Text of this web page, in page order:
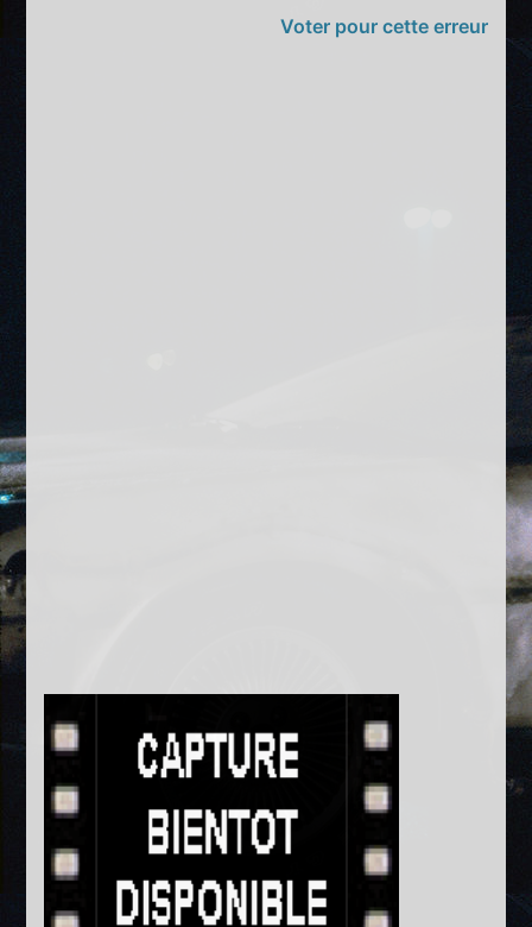
Voter pour cette erreur